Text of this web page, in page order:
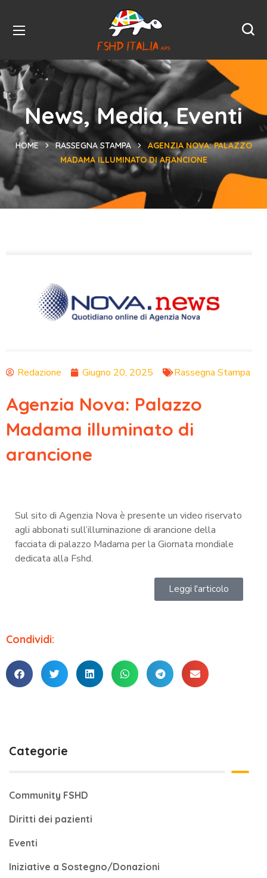
News, Media, Eventi
HOME RASSEGNA STAMPA
AGENZIA NOVA: PALAZZO
MADAMA ILLUMINATO DI ARANCIONE
Redazione Giugno 20, 2025 Rassegna Stampa
Agenzia Nova: Palazzo
Madama illuminato di
arancione
Sul sito di Agenzia Nova è presente un video riservato
agli abbonati sull’illuminazione di arancione della
facciata di palazzo Madama per la Giornata mondiale
dedicata alla Fshd.
Leggi l'articolo
Condividi:
Categorie
Community FSHD
Diritti dei pazienti
Eventi
Iniziative a Sostegno/Donazioni